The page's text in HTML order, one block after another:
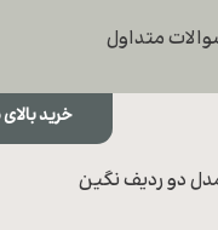
متداول
خرید بالای ۱,۵ میلیون = ارسال رایگان!
دو ردیف نگین